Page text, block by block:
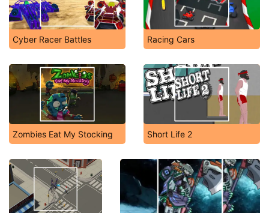
Cyber Racer Battles Racing Cars
Zombies Eat My Stocking Short Life 2